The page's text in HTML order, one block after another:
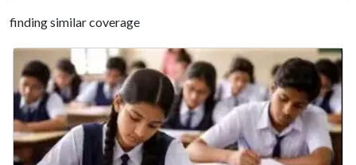
finding similar coverage